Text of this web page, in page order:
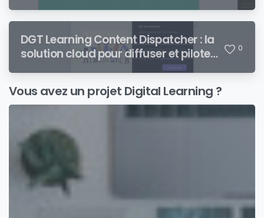
DGT Learning Content Dispatcher : la
solution cloud pour diffuser et piloter
vos contenus SCORM auprès de vos
0
Vous avez un projet Digital Learning ?